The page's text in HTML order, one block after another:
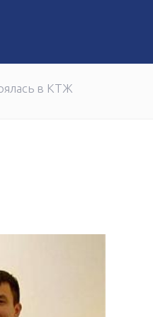
в КТЖ